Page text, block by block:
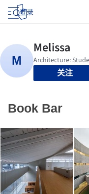
登录
关注
Book Bar